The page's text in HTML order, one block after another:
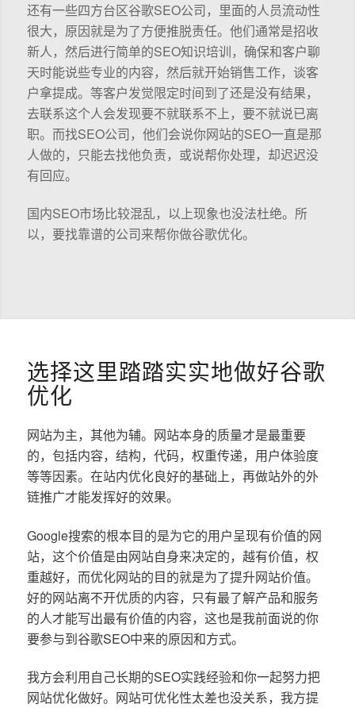
还有一些四方台区谷歌SEO公司，里面的人员流动性
很大，原因就是为了方便推脱责任。他们通常是招收
新人，然后进行简单的SEO知识培训，确保和客户聊
天时能说些专业的内容，然后就开始销售工作，谈客
户拿提成。等客户发觉限定时间到了还是没有结果，
去联系这个人会发现要不就联系不上，要不就说已离
职。而找SEO公司，他们会说你网站的SEO一直是那
人做的，只能去找他负责，或说帮你处理，却迟迟没
有回应。
国内SEO市场比较混乱，以上现象也没法杜绝。所
以，要找靠谱的公司来帮你做谷歌优化。
选择这里踏踏实实地做好谷歌
优化
网站为主，其他为辅。网站本身的质量才是最重要
的，包括内容，结构，代码，权重传递，用户体验度
等等因素。在站内优化良好的基础上，再做站外的外
链推广才能发挥好的效果。
Google搜索的根本目的是为它的用户呈现有价值的网
站，这个价值是由网站自身来决定的，越有价值，权
重越好，而优化网站的目的就是为了提升网站价值。
好的网站离不开优质的内容，只有最了解产品和服务
的人才能写出最有价值的内容，这也是我前面说的你
要参与到谷歌SEO中来的原因和方式。
我方会利用自己长期的SEO实践经验和你一起努力把
网站优化做好。网站可优化性太差也没关系，我方提